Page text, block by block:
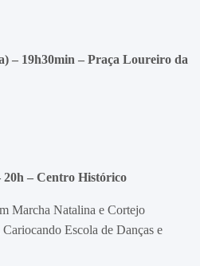
– 19h30min – Praça Loureiro da
20h – Centro Histórico
Marcha Natalina e Cortejo
Escola de Danças e